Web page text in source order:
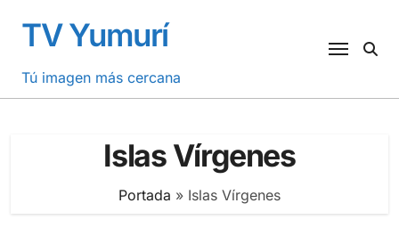
contenido
TV Yumurí
Tú imagen más cercana
Islas Vírgenes
Portada » Islas Vírgenes